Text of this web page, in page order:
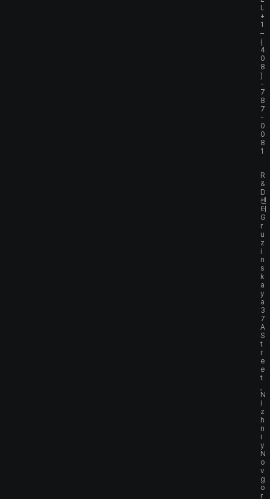
L
+
1
–
(
4
0
8
)
-
7
8
7
-
0
0
8
1
R
&
D
센
터
G
r
u
z
i
n
s
k
a
y
a
3
7
A
S
t
r
e
e
t
N
i
z
h
n
i
y
N
o
v
g
o
r